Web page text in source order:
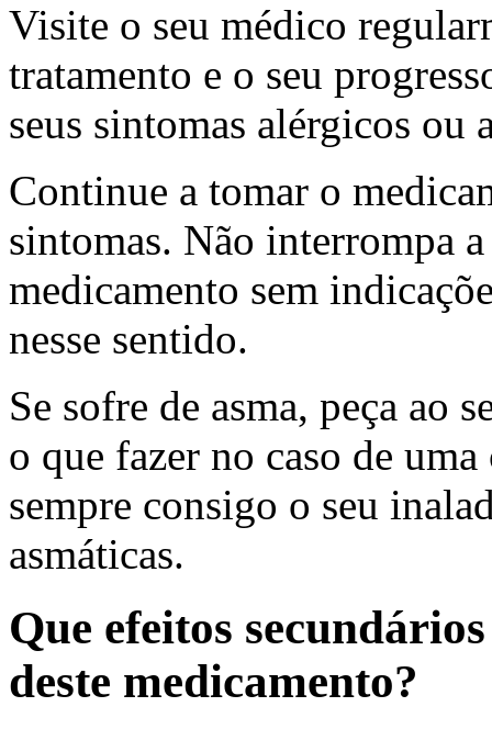
Visite o seu médico
tratamento e o seu
seus sintomas alérgicos ou
Continue a tomar o
sintomas. Não interrompa
medicamento sem
nesse sentido.
Se sofre de asma, peça ao
o que fazer no caso de
sempre consigo o seu
asmáticas.
Que efeitos
deste medicamento?